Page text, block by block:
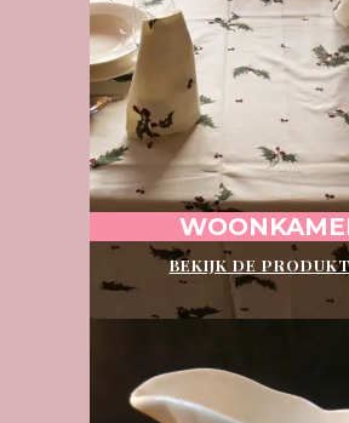
BEKIJK DE